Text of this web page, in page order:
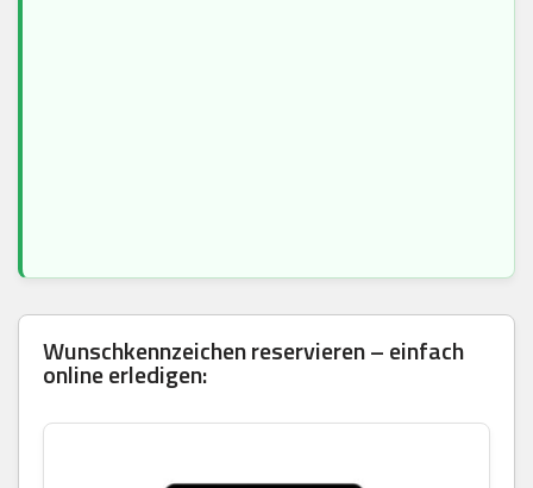
Wunschkennzeichen reservieren – einfach
online erledigen: